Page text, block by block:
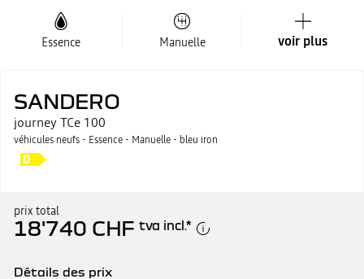
Essence Manuelle voir plus
SANDERO
journey TCe 100
véhicules neufs - Essence - Manuelle - bleu iron
prix total
18'740 CHF tva incl.*
Détails des prix